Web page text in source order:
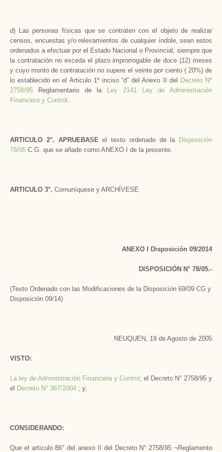
d) Las personas físicas que se contraten con el objeto de realizar
censos, encuestas y/o relevamientos de cualquier índole, sean estos
ordenados a efectuar por el Estado Nacional o Provincial, siempre que
la contratación no exceda el plazo improrrogable de doce (12) meses
y cuyo monto de contratación no supere el veinte por ciento ( 20%) de
lo establecido en el Articulo 1º inciso “d” del Anexo II del
Decreto Nº
2758/95 Reglamentario de la
Ley 2141 Ley de Administración
Financiera y Control .
ARTICULO 2°. APRUEBASEel texto ordenado de la Disposición
78/05 C.G. que se añade como ANEXO I de la presente.
ARTICULO 3°. Comuníquese y ARCHÍVESE
ANEXO I Disposición 09/2014
DISPOSICIÓN N° 78/05.-
(Texto Ordenado con las Modificaciones de la Disposición 69/09 CG y
Disposición 09/14)
NEUQUEN, 19 de Agosto de 2005
VISTO:
La ley de Administración Financiera y Control , el Decreto N° 2758/95 y
el Decreto N° 367/2004 ; y,
CONSIDERANDO:
Que el artículo 86° del anexo II del Decreto N° 2758/95 ¬Reglamento